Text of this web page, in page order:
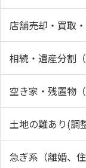
店舗売却・買取
相続・遺産分割
空き家・残置物
土地の難あり(調
急ぎ系（離婚、